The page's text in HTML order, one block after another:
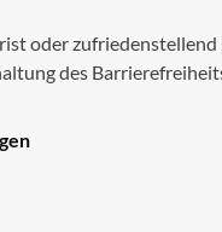
oder
des